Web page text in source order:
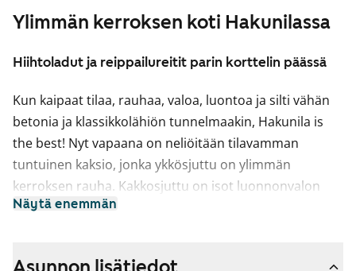
Ylimmän kerroksen koti Hakunilassa
Hiihtoladut ja reippailureitit parin korttelin päässä
Kun kaipaat tilaa, rauhaa, valoa, luontoa ja silti vähän
betonia ja klassikkolähiön tunnelmaakin, Hakunila is
the best! Nyt vapaana on neliöitään tilavamman
tuntuinen kaksio, jonka ykkösjuttu on ylimmän
kerroksen rauha. Kakkosjuttu on isot luonnonvalon
vakiovarusteeksi kotiisi tuovat ikkunat ja kolmosjuttu
Asuinhuoneissa on laminaattilattiat, keittokomerossa
Näytä enemmän